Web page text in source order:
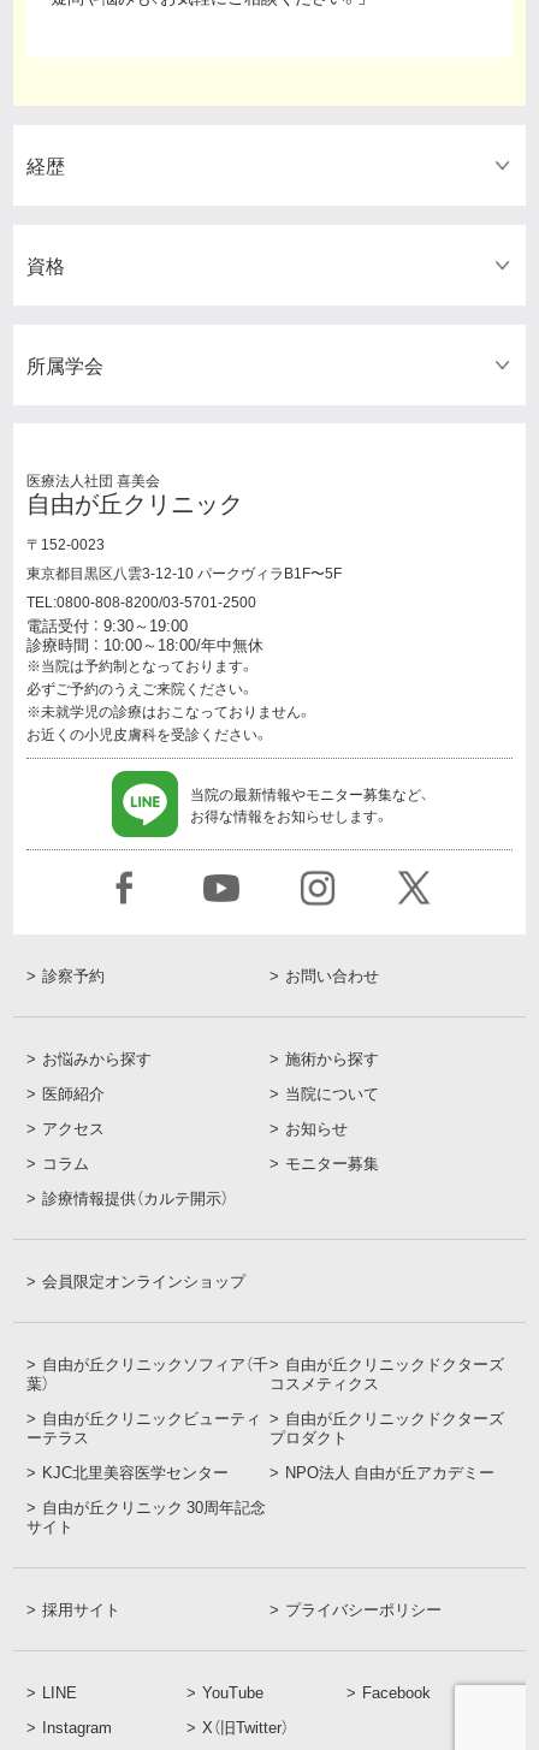
経歴
資格
所属学会
医療法人社団 喜美会
自由が丘クリニック
〒152-0023
東京都目黒区八雲3-12-10 パークヴィラB1F〜5F
TEL:0800-808-8200/03-5701-2500
電話受付 ： 9:30～19:00
診療時間 ： 10:00～18:00/年中無休
※当院は予約制となっております。
必ずご予約のうえご来院ください。
※未就学児の診療はおこなっておりません。
お近くの小児皮膚科を受診ください。
当院の最新情報やモニター募集など、
お得な情報をお知らせします。
診察予約 お問い合わせ
お悩みから探す
施術から探す
医師紹介
当院について
アクセス
お知らせ
コラム
モニター募集
診療情報提供（カルテ開示）
会員限定オンラインショップ
自由が丘クリニックソフィア（千
葉）
自由が丘クリニックドクターズ
コスメティクス
自由が丘クリニックビューティ
ーテラス
自由が丘クリニックドクターズ
プロダクト
KJC北里美容医学センター
NPO法人 自由が丘アカデミー
自由が丘クリニック 30周年記念
サイト
採用サイト プライバシーポリシー
LINE YouTube
Facebook
Instagram
X（旧Twitter）